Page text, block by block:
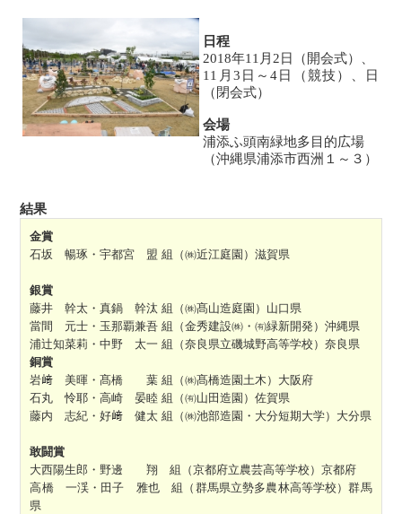
日程
2018年11月2日（開会式）、
11月3日～4日（競技）、日
（閉会式）
会場
浦添ふ頭南緑地多目的広場
（沖縄県浦添市西洲１～３）
結果
金賞
石坂 暢琢・宇都宮 盟 組（㈱近江庭園）滋賀県
銀賞
藤井 幹太・真鍋 幹汰 組（㈱髙山造庭園）山口県
當間 元士・玉那覇兼吾 組（金秀建設㈱・㈲緑新開発）沖縄県
浦辻知菜莉・中野 太一 組（奈良県立磯城野高等学校）奈良県
銅賞
岩﨑 美暉・髙橋 葉 組（㈱髙橋造園土木）大阪府
石丸 怜耶・高崎 晏睦 組（㈲山田造園）佐賀県
藤内 志紀・好﨑 健太 組（㈱池部造園・大分短期大学）大分県
敢闘賞
大西陽生郎・野邊 翔 組（京都府立農芸高等学校）京都府
高橋 一渓・田子 雅也 組（群馬県立勢多農林高等学校）群馬
県